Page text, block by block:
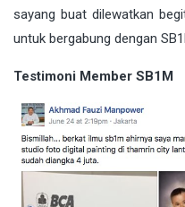
sayang buat dilewatkan
untuk bergabung dengan
Testimoni Member SB1M